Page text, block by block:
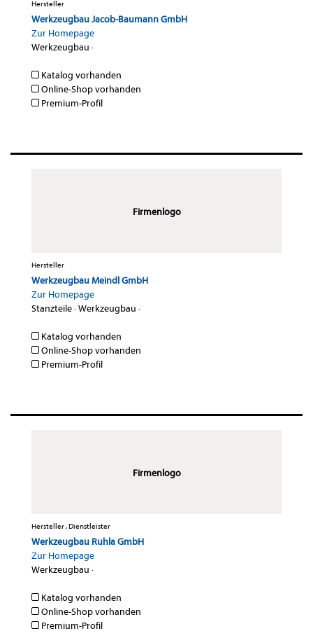
Hersteller
Werkzeugbau Jacob-Baumann GmbH
Zur Homepage
Werkzeugbau ·
Katalog vorhanden
Online-Shop vorhanden
Premium-Profil
Firmenlogo
Hersteller
Werkzeugbau Meindl GmbH
Zur Homepage
Stanzteile·Werkzeugbau ·
Katalog vorhanden
Online-Shop vorhanden
Premium-Profil
Firmenlogo
Hersteller , Dienstleister
Werkzeugbau Ruhla GmbH
Zur Homepage
Werkzeugbau ·
Katalog vorhanden
Online-Shop vorhanden
Premium-Profil